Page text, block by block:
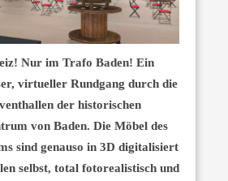
Nur im Trafo Baden! Ein
virtueller Rundgang durch die
der historischen
von Baden. Die Möbel des
sind genauso in 3D digitalisiert
selbst, total fotorealistisch und